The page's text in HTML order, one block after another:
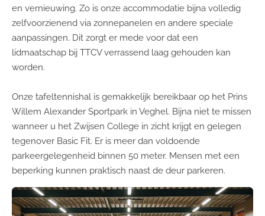
en vernieuwing. Zo is onze accommodatie bijna volledig
zelfvoorzienend via zonnepanelen en andere speciale
aanpassingen. Dit zorgt er mede voor dat een
lidmaatschap bij TTCV verrassend laag gehouden kan
worden.
Onze tafeltennishal is gemakkelijk bereikbaar op het Prins
Willem Alexander Sportpark in Veghel. Bijna niet te missen
wanneer u het Zwijsen College in zicht krijgt en gelegen
tegenover Basic Fit. Er is meer dan voldoende
parkeergelegenheid binnen 50 meter. Mensen met een
beperking kunnen praktisch naast de deur parkeren.